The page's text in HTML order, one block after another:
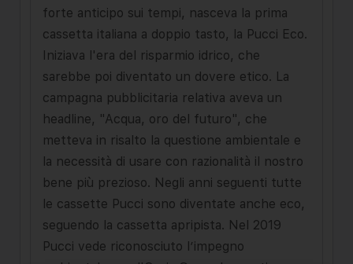
forte anticipo sui tempi, nasceva la prima
cassetta italiana a doppio tasto, la Pucci Eco.
Iniziava l'era del risparmio idrico, che
sarebbe poi diventato un dovere etico. La
campagna pubblicitaria relativa aveva un
headline, "Acqua, oro del futuro", che
metteva in risalto la questione ambientale e
la necessità di usare con razionalità il nostro
bene più prezioso. Negli anni seguenti tutte
le cassette Pucci sono diventate anche eco,
seguendo la cassetta apripista. Nel 2019
Pucci vede riconosciuto l’impegno